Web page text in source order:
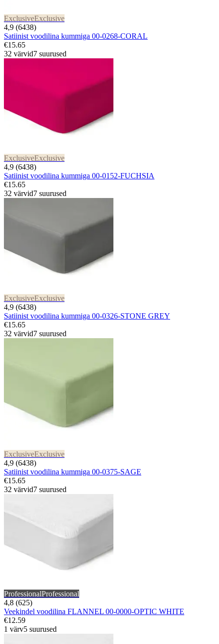
ExclusiveExclusive
4,9 (6438)
Satiinist voodilina kummiga 00-0268-CORAL
€15.65
32 värvid7 suurused
ExclusiveExclusive
4,9 (6438)
Satiinist voodilina kummiga 00-0152-FUCHSIA
€15.65
32 värvid7 suurused
ExclusiveExclusive
4,9 (6438)
Satiinist voodilina kummiga 00-0326-STONE GREY
€15.65
32 värvid7 suurused
ExclusiveExclusive
4,9 (6438)
Satiinist voodilina kummiga 00-0375-SAGE
€15.65
32 värvid7 suurused
ProfessionalProfessional
4,8 (625)
Veekindel voodilina FLANNEL 00-0000-OPTIC WHITE
€12.59
1 värv5 suurused